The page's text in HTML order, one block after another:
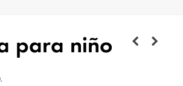
para niño
.